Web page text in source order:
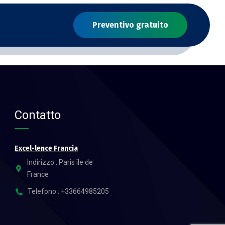
Preventivo gratuito
Contatto
Excel-lence Francia
Indirizzo : Paris île de
France
Telefono : +33664985205